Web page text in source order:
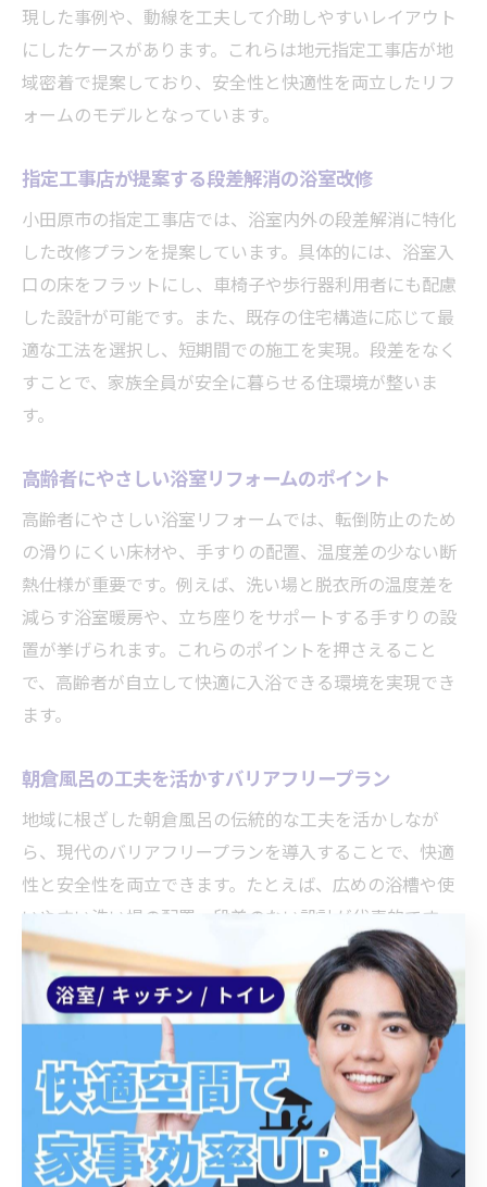
現した事例や、動線を工夫して介助しやすいレイアウト
にしたケースがあります。これらは地元指定工事店が地
域密着で提案しており、安全性と快適性を両立したリフ
ォームのモデルとなっています。
指定工事店が提案する段差解消の浴室改修
小田原市の指定工事店では、浴室内外の段差解消に特化
した改修プランを提案しています。具体的には、浴室入
口の床をフラットにし、車椅子や歩行器利用者にも配慮
した設計が可能です。また、既存の住宅構造に応じて最
適な工法を選択し、短期間での施工を実現。段差をなく
すことで、家族全員が安全に暮らせる住環境が整いま
す。
高齢者にやさしい浴室リフォームのポイント
高齢者にやさしい浴室リフォームでは、転倒防止のため
の滑りにくい床材や、手すりの配置、温度差の少ない断
熱仕様が重要です。例えば、洗い場と脱衣所の温度差を
減らす浴室暖房や、立ち座りをサポートする手すりの設
置が挙げられます。これらのポイントを押さえること
で、高齢者が自立して快適に入浴できる環境を実現でき
ます。
朝倉風呂の工夫を活かすバリアフリープラン
地域に根ざした朝倉風呂の伝統的な工夫を活かしなが
ら、現代のバリアフリープランを導入することで、快適
性と安全性を両立できます。たとえば、広めの浴槽や使
いやすい洗い場の配置、段差のない設計が代表的です。
伝統の良さを残しつつ、現代の設備と融合させたバリア
フリープランは、小田原市ならではの浴室リフォームの
新しい形です。
浴室リフォームで将来も安心な住まいを目指す
浴室リフォームは、将来のライフステージ変化にも対応
できる住まいづくりの一環です。例えば、家族構成や年